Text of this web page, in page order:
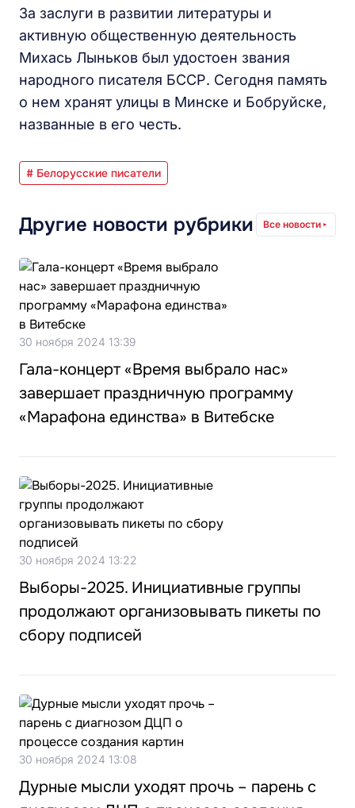
За заслуги в развитии литературы и
активную общественную деятельность
Михась Лыньков был удостоен звания
народного писателя БССР. Сегодня память
о нем хранят улицы в Минске и Бобруйске,
названные в его честь.
# Белорусские писатели
Другие новости рубрики Все новости
30 ноября 2024 13:39
Гала-концерт «Время выбрало нас»
завершает праздничную программу
«Марафона единства» в Витебске
30 ноября 2024 13:22
Выборы-2025. Инициативные группы
продолжают организовывать пикеты по
сбору подписей
30 ноября 2024 13:08
Дурные мысли уходят прочь – парень с